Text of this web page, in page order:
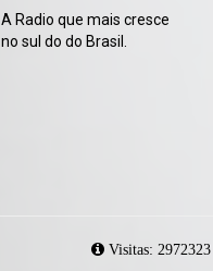
A Radio que mais cresce
no sul do do Brasil.
Visitas: 2972323|